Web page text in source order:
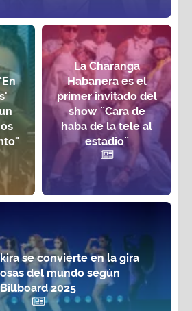
La Charanga
Habanera es el
primer invitado del
show ¨Cara de
haba de la tele al
estadio¨
se convierte en la gira
del mundo según
Billboard 2025